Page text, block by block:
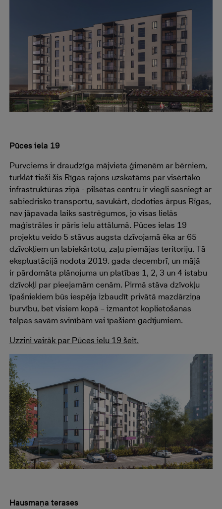
Pūces iela 19
Purvciems ir draudzīga mājvieta ģimenēm ar bērniem,
turklāt tieši šis Rīgas rajons uzskatāms par visērtāko
infrastruktūras ziņā - pilsētas centru ir viegli sasniegt ar
sabiedrisko transportu, savukārt, dodoties ārpus Rīgas,
nav jāpavada laiks sastrēgumos, jo visas lielās
maģistrāles ir pāris ielu attālumā. Pūces ielas 19
projektu veido 5 stāvus augsta dzīvojamā ēka ar 65
dzīvokļiem un labiekārtotu, zaļu piemājas teritoriju. Tā
ekspluatācijā nodota 2019. gada decembrī, un mājā
ir pārdomāta plānojuma un platības 1, 2, 3 un 4 istabu
dzīvokļi par pieejamām cenām. Pirmā stāva dzīvokļu
īpašniekiem būs iespēja izbaudīt privātā mazdārziņa
burvību, bet visiem kopā – izmantot koplietošanas
telpas savām svinībām vai īpašiem gadījumiem.
Uzzini vairāk par Pūces ielu 19 šeit.
Hausmaņa terases